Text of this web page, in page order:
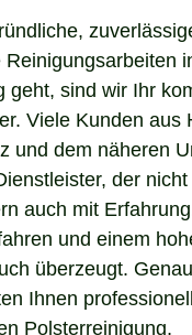
geht, sind wir Ihr
Viele Kunden aus
und dem näheren
der
auch mit
und einem
überzeugt.
Ihnen
Polsterreinigung,